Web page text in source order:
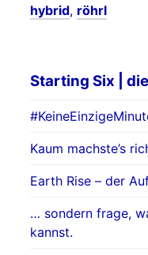
hybrid, röhrl
Starting Six |
Kaum machste’s
Earth Rise – der
… sondern frage,
kannst.